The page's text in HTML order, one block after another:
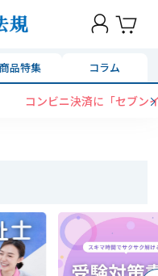
商品特集 コラム
を追加いたしました